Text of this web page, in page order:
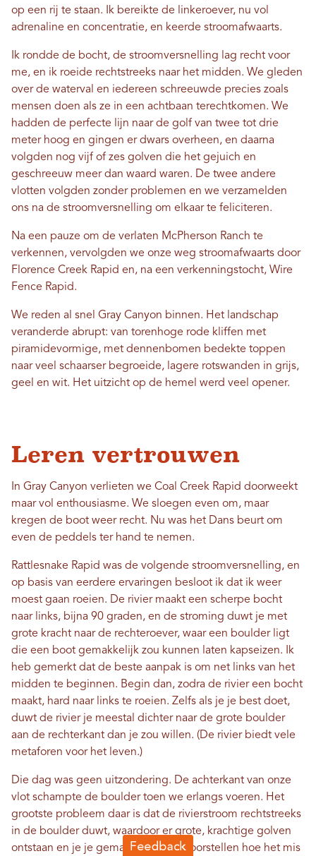
op een rij te staan. Ik bereikte de linkeroever, nu vol
adrenaline en concentratie, en keerde stroomafwaarts.
Ik rondde de bocht, de stroomversnelling lag recht voor
me, en ik roeide rechtstreeks naar het midden. We gleden
over de waterval en iedereen schreeuwde precies zoals
mensen doen als ze in een achtbaan terechtkomen. We
hadden de perfecte lijn naar de golf van twee tot drie
meter hoog en gingen er dwars overheen, en daarna
volgden nog vijf of zes golven die het gejuich en
geschreeuw meer dan waard waren. De twee andere
vlotten volgden zonder problemen en we verzamelden
ons na de stroomversnelling om elkaar te feliciteren.
Na een pauze om de verlaten McPherson Ranch te
verkennen, vervolgden we onze weg stroomafwaarts door
Florence Creek Rapid en, na een verkenningstocht, Wire
Fence Rapid.
We reden al snel Gray Canyon binnen. Het landschap
veranderde abrupt: van torenhoge rode kliffen met
piramidevormige, met dennenbomen bedekte toppen
naar veel schaarser begroeide, lagere rotswanden in grijs,
geel en wit. Het uitzicht op de hemel werd veel opener.
Leren vertrouwen
In Gray Canyon verlieten we Coal Creek Rapid doorweekt
maar vol enthousiasme. We sloegen even om, maar
kregen de boot weer recht. Nu was het Dans beurt om
even de peddels ter hand te nemen.
Rattlesnake Rapid was de volgende stroomversnelling, en
op basis van eerdere ervaringen besloot ik dat ik weer
moest gaan roeien. De rivier maakt een scherpe bocht
naar links, bijna 90 graden, en de stroming duwt je met
grote kracht naar de rechteroever, waar een boulder ligt
die een boot gemakkelijk zou kunnen laten kapseizen. Ik
heb gemerkt dat de beste aanpak is om net links van het
midden te beginnen. Begin dan, zodra de rivier een bocht
maakt, hard naar links te roeien. Zelfs als je je best doet,
duwt de rivier je meestal dichter naar de grote boulder
aan de rechterkant dan je zou willen. (De rivier biedt vele
metaforen voor het leven.)
Die dag was geen uitzondering. De achterkant van onze
vlot schampte de boulder toen we erlangs voeren. Het
grootste probleem daar is dat de rivierstroom rechtstreeks
in de boulder duwt, waardoor er grote, krachtige golven
ontstaan ​​en je je gemakkelijk kunt voorstellen hoe het mis